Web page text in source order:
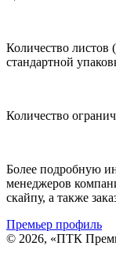
Количество листов
стандартной
Количество
Более подробную
менеджеров
скайпу, а также
Премьер профиль
© 2026, «ПТК